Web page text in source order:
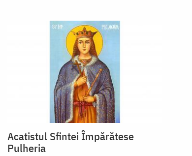
Acatistul Sfintei Împărătese
Pulheria